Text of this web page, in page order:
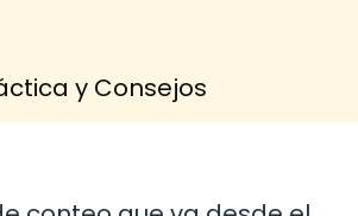
y Consejos